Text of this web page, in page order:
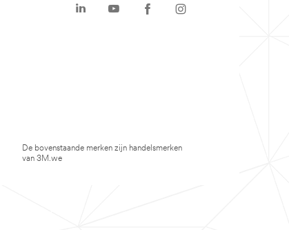
De bovenstaande merken zijn handelsmerken
van 3M.we